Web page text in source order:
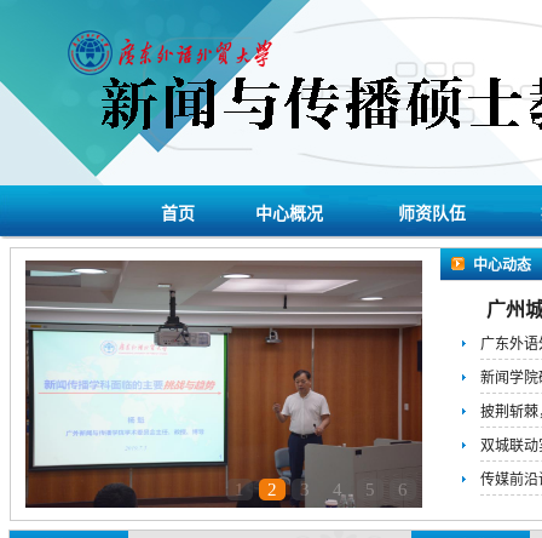
首页 中心概况 师资队伍
1 2 3 4 5 6
中心动态
广州
广东外语
新闻学院
披荆斩
双城联
传媒前